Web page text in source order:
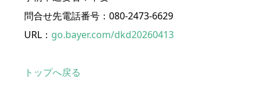
問合せ先電話番号：080-2473-6629
URL： go.bayer.com/dkd20260413
トップへ戻る